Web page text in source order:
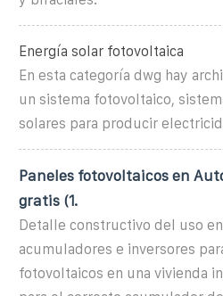
Energía solar fotovoltaica
En esta categoría dwg hay
un sistema fotovoltaico,
solares para producir
Paneles fotovoltaicos en
gratis (1.
Detalle constructivo del uso
acumuladores e inversores
fotovoltaicos en una vivienda